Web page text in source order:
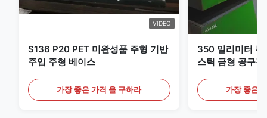
VIDEO
S136 P20 PET 미완성품 주형 기반
주입 주형 베이스
가장 좋은 가격 을 구하라
350 밀리미터
스틱 금형 공구
가장 좋은